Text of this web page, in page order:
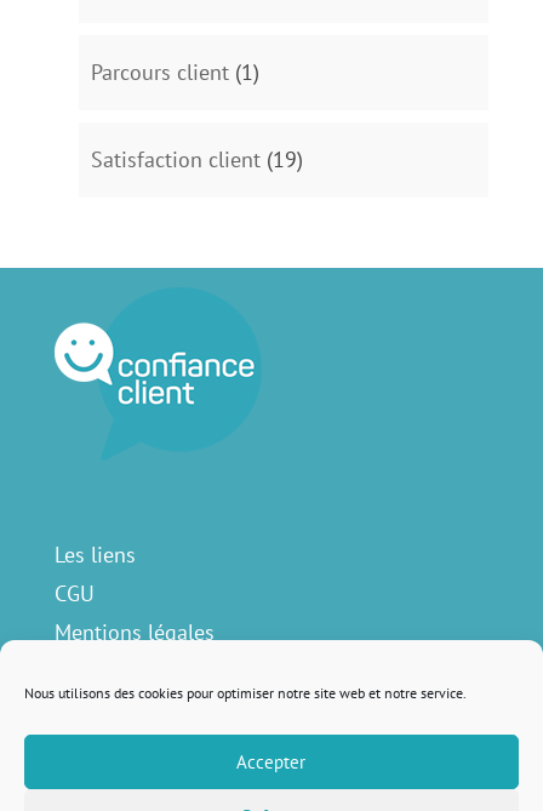
Nous utilisons des cookies pour optimiser notre site web et notre service.
Accepter
Parcours client(1)
Satisfaction client(19)
Les liens
CGU
Mentions légales